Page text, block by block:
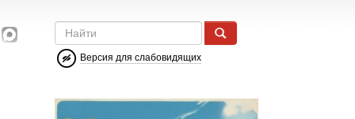
Версия для слабовидящих